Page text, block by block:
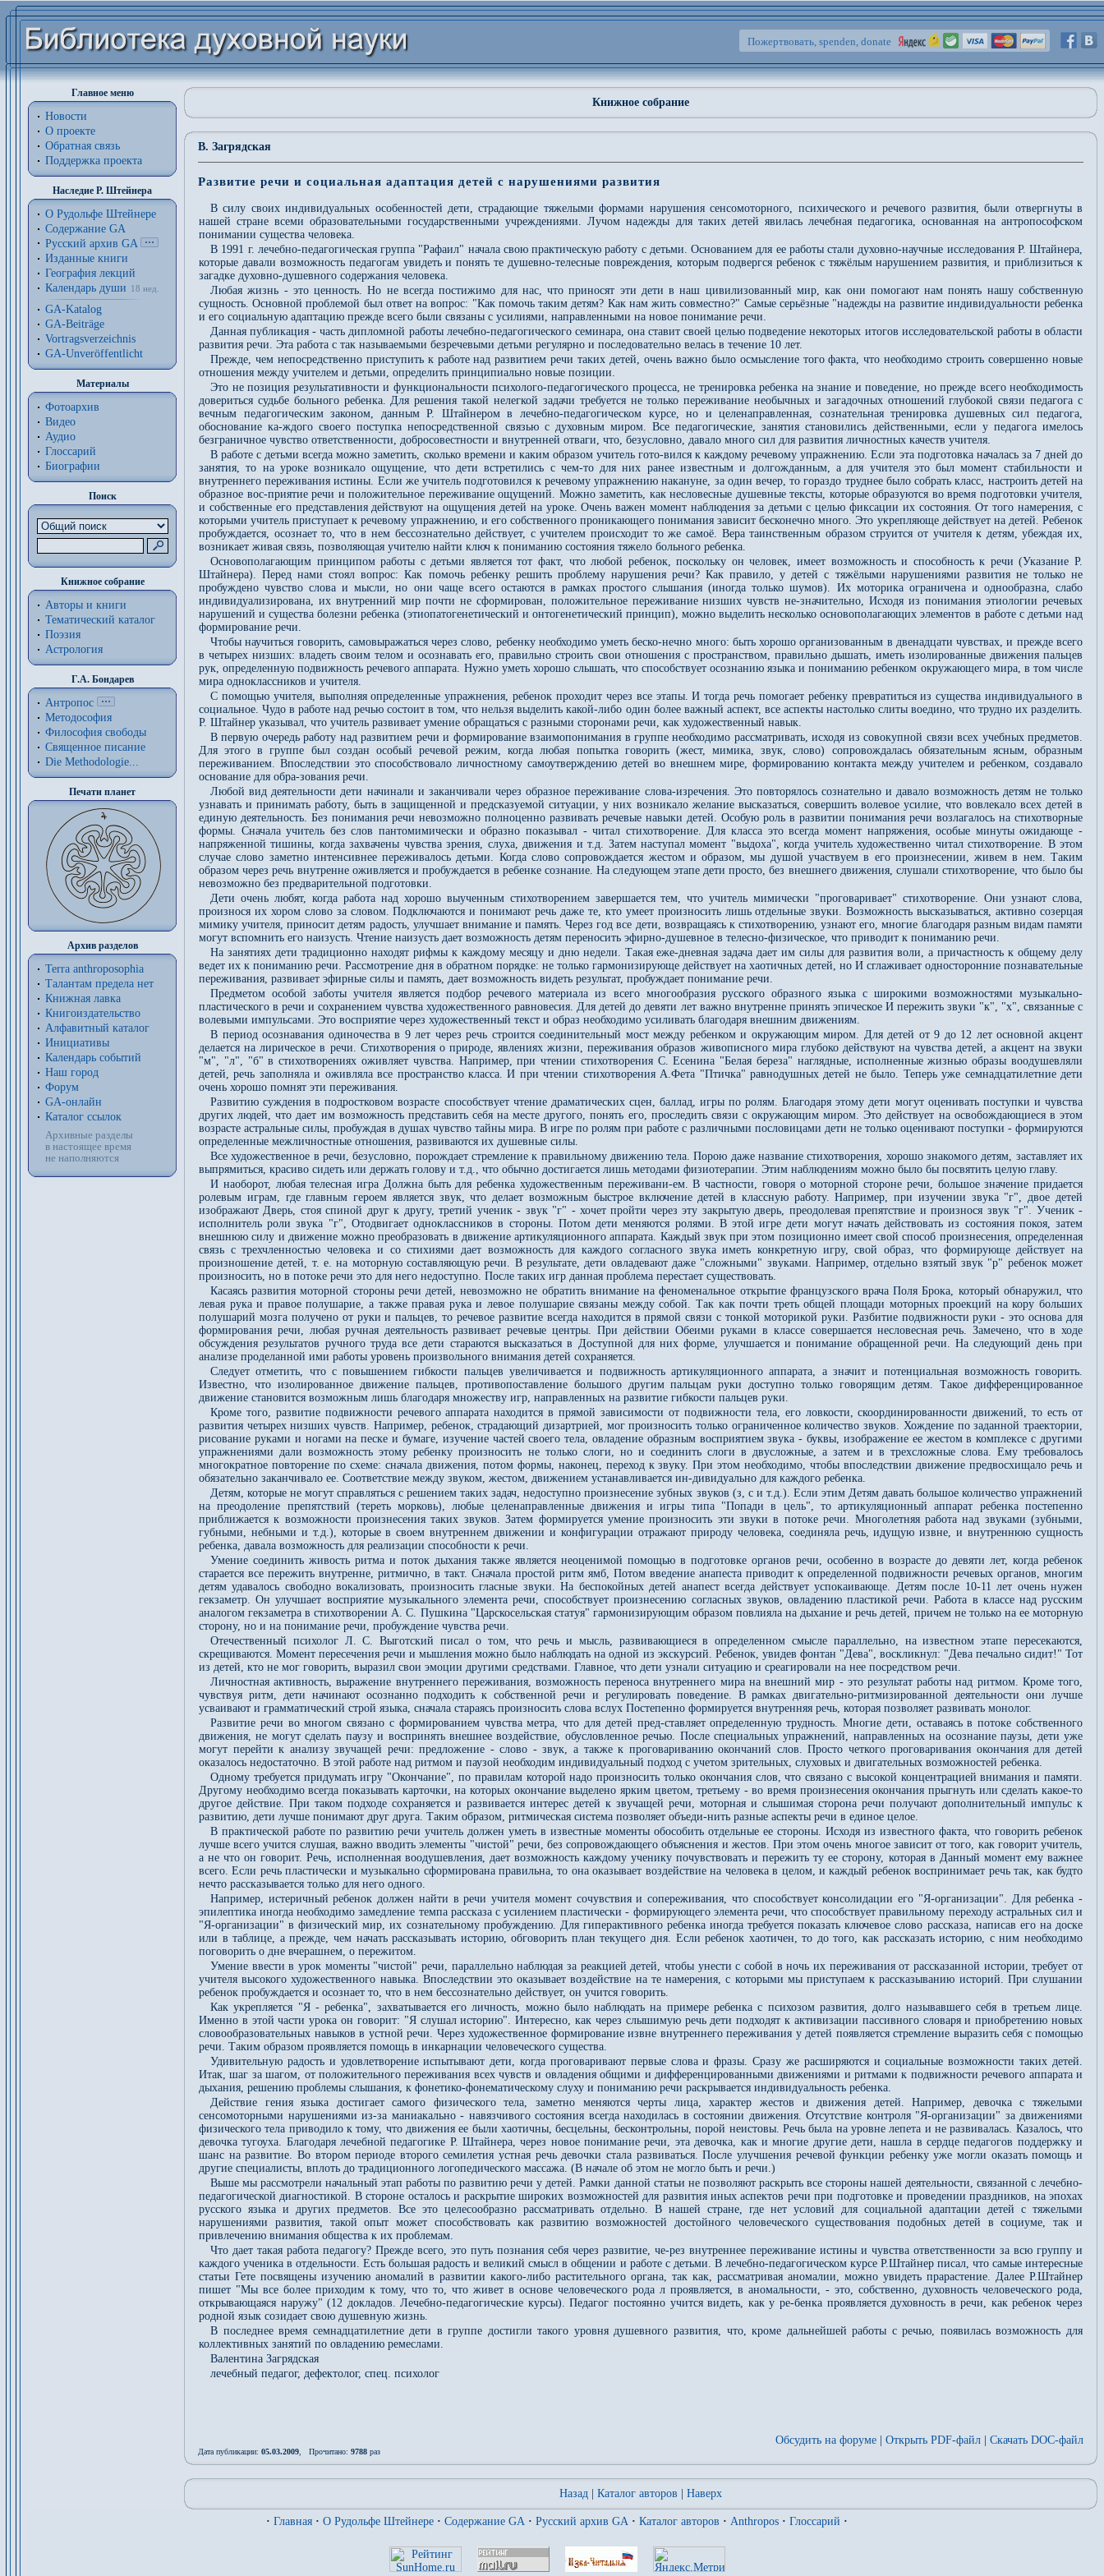
Пожертвовать, spenden, donate
Главное меню
Новости
О проекте
Обратная связь
Поддержка проекта
Наследие Р. Штейнера
О Рудольфе Штейнере
Содержание GA
Русский архив GA
Изданные книги
География лекций
Календарь души
18 нед.
GA-Katalog
GA-Beiträge
Vortragsverzeichnis
GA-Unveröffentlicht
Материалы
Фотоархив
Видео
Аудио
Глоссарий
Биографии
Поиск
Книжное собрание
Авторы и книги
Тематический каталог
Поэзия
Астрология
Г.А. Бондарев
Антропос
Методософия
Философия cвободы
Священное писание
Die Methodologie...
Печати планет
Архив разделов
Terra anthroposophia
Талантам предела нет
Книжная лавка
Книгоиздательство
Алфавитный каталог
Инициативы
Календарь событий
Наш город
Форум
GA-онлайн
Каталог ссылок
Архивные разделы
в настоящее время
не наполняются
Книжное собрание
В. Загрядская
Развитие речи и социальная адаптация детей с нарушениями развития
В силу своих индивидуальных особенностей дети, страдающие тяжелыми формами нарушения сенсомоторного, психического и речевого развития, были отвергнуты в
нашей стране всеми образовательными государственными учреждениями. Лучом надежды для таких детей явилась лечебная педагогика, основанная на антропософском
понимании существа человека.
В 1991 г. лечебно-педагогическая группа "Рафаил" начала свою практическую работу с детьми. Основанием для ее работы стали духовно-научные исследования Р. Штайнера,
которые давали возможность педагогам увидеть и понять те душевно-телесные повреждения, которым подвергся ребенок с тяжёлым нарушением развития, и приблизиться к
загадке духовно-душевного содержания человека.
Любая жизнь - это ценность. Но не всегда постижимо для нас, что приносят эти дети в наш цивилизованный мир, как они помогают нам понять нашу собственную
сущность. Основной проблемой был ответ на вопрос: "Как помочь таким детям? Как нам жить совместно?" Самые серьёзные "надежды на развитие индивидуальности ребенка
и его социальную адаптацию прежде всего были связаны с усилиями, направленными на новое понимание речи.
Данная публикация - часть дипломной работы лечебно-педагогического семинара, она ставит своей целью подведение некоторых итогов исследовательской работы в области
развития речи. Эта работа с так называемыми безречевыми детьми регулярно и последовательно велась в течение 10 лет.
Прежде, чем непосредственно приступить к работе над развитием речи таких детей, очень важно было осмысление того факта, что необходимо строить совершенно новые
отношения между учителем и детьми, определить принципиально новые позиции.
Это не позиция результативности и функциональности психолого-педагогического процесса, не тренировка ребенка на знание и поведение, но прежде всего необходимость
довериться судьбе больного ребенка. Для решения такой нелегкой задачи требуется не только переживание необычных и загадочных отношений глубокой связи педагога с
вечным педагогическим законом, данным Р. Штайнером в лечебно-педагогическом курсе, но и целенаправленная, сознательная тренировка душевных сил педагога,
обоснование ка-ждого своего поступка непосредственной связью с духовным миром. Все педагогические, занятия становились действенными, если у педагога имелось
безграничное чувство ответственности, добросовестности и внутренней отваги, что, безусловно, давало много сил для развития личностных качеств учителя.
В работе с детьми всегда можно заметить, сколько времени и каким образом учитель гото-вился к каждому речевому упражнению. Если эта подготовка началась за 7 дней до
занятия, то на уроке возникало ощущение, что дети встретились с чем-то для них ранее известным и долгожданным, а для учителя это был момент стабильности и
внутреннего переживания истины. Если же учитель подготовился к речевому упражнению накануне, за один вечер, то гораздо труднее было собрать класс, настроить детей на
образное вос-приятие речи и положительное переживание ощущений. Можно заметить, как несловесные душевные тексты, которые образуются во время подготовки учителя,
и собственные его представления действуют на ощущения детей на уроке. Очень важен момент наблюдения за детьми с целью фиксации их состояния. От того намерения, с
которыми учитель приступает к речевому упражнению, и его собственного проникающего понимания зависит бесконечно много. Это укрепляюще действует на детей. Ребенок
пробуждается, осознает то, что в нем бессознательно действует, с учителем происходит то же самоё. Вера таинственным образом струится от учителя к детям, убеждая их,
возникает живая связь, позволяющая учителю найти ключ к пониманию состояния тяжело больного ребенка.
Основополагающим принципом работы с детьми является тот факт, что любой ребенок, поскольку он человек, имеет возможность и способность к речи (Указание Р.
Штайнера). Перед нами стоял вопрос: Как помочь ребенку решить проблему нарушения речи? Как правило, у детей с тяжёлыми нарушениями развития не только не
пробуждено чувство слова и мысли, но они чаще всего остаются в рамках простого слышания (иногда только шумов). Их моторика ограничена и однообразна, слабо
индивидуализирована, их внутренний мир почти не сформирован, положительное переживание низших чувств не-значительно, Исходя из понимания этиологии речевых
нарушений и существа болезни ребенка (этиопатогенетический и онтогенетический принцип), можно выделить несколько основополагающих элементов в работе с детьми над
формирование речи.
Чтобы научиться говорить, самовыражаться через слово, ребенку необходимо уметь беско-нечно много: быть хорошо организованным в двенадцати чувствах, и прежде всего
в четырех низших: владеть своим телом и осознавать его, правильно строить свои отношения с пространством, правильно дышать, иметь изолированные движения пальцев
рук, определенную подвижность речевого аппарата. Нужно уметь хорошо слышать, что способствует осознанию языка и пониманию ребенком окружающего мира, в том числе
мира одноклассников и учителя.
С помощью учителя, выполняя определенные упражнения, ребенок проходит через все этапы. И тогда речь помогает ребенку превратиться из существа индивидуального в
социальное. Чудо в работе над речью состоит в том, что нельзя выделить какой-либо один более важный аспект, все аспекты настолько слиты воедино, что трудно их разделить.
Р. Штайнер указывал, что учитель развивает умение обращаться с разными сторонами речи, как художественный навык.
В первую очередь работу над развитием речи и формирование взаимопонимания в группе необходимо рассматривать, исходя из совокупной связи всех учебных предметов.
Для этого в группе был создан особый речевой режим, когда любая попытка говорить (жест, мимика, звук, слово) сопровождалась обязательным ясным, образным
переживанием. Впоследствии это способствовало личностному самоутверждению детей во внешнем мире, формированию контакта между учителем и ребенком, создавало
основание для обра-зования речи.
Любой вид деятельности дети начинали и заканчивали через образное переживание слова-изречения. Это повторялось сознательно и давало возможность детям не только
узнавать и принимать работу, быть в защищенной и предсказуемой ситуации, у них возникало желание высказаться, совершить волевое усилие, что вовлекало всех детей в
единую деятельность. Без понимания речи невозможно полноценно развивать речевые навыки детей. Особую роль в развитии понимания речи возлагалось на стихотворные
формы. Сначала учитель без слов пантомимически и образно показывал - читал стихотворение. Для класса это всегда момент напряжения, особые минуты ожидающе -
напряженной тишины, когда захвачены чувства зрения, слуха, движения и т.д. Затем наступал момент "выдоха", когда учитель художественно читал стихотворение. В этом
случае слово заметно интенсивнее переживалось детьми. Когда слово сопровождается жестом и образом, мы душой участвуем в его произнесении, живем в нем. Таким
образом через речь внутренне оживляется и пробуждается в ребенке сознание. На следующем этапе дети просто, без внешнего движения, слушали стихотворение, что было бы
невозможно без предварительной подготовки.
Дети очень любят, когда работа над хорошо выученным стихотворением завершается тем, что учитель мимически "проговаривает" стихотворение. Они узнают слова,
произнося их хором слово за словом. Подключаются и понимают речь даже те, кто умеет произносить лишь отдельные звуки. Возможность высказываться, активно созерцая
мимику учителя, приносит детям радость, улучшает внимание и память. Через год все дети, возвращаясь к стихотворению, узнают его, многие благодаря разным видам памяти
могут вспомнить его наизусть. Чтение наизусть дает возможность детям переносить эфирно-душевное в телесно-физическое, что приводит к пониманию речи.
На занятиях дети традиционно находят рифмы к каждому месяцу и дню недели. Такая еже-дневная задача дает им силы для развития воли, а причастность к общему делу
ведет их к пониманию речи. Рассмотрение дня в обратном порядке: не только гармонизирующе действует на хаотичных детей, но И сглаживает односторонние познавательные
переживания, развивает эфирные силы и память, дает возможность видеть результат, пробуждает понимание речи.
Предметом особой заботы учителя является подбор речевого материала из всего многообразия русского образного языка с широкими возможностями музыкально-
пластического в речи и сохранением чувства художественного равновесия. Для детей до девяти лет важно внутренне принять эпическое И пережить звуки "к", "х", связанные с
волевыми импульсами. Это восприятие через художественный текст и образ необходимо усиливать благодаря внешним движениям.
В период осознавания одиночества в 9 лет через речь строится соединительный мост между ребенком и окружающим миром. Для детей от 9 до 12 лет основной акцент
делается на лирическое в речи. Стихотворения о природе, явлениях жизни, переживания образов живописного мира глубоко действуют на чувства детей, а акцент на звуки
"м", "л", "б" в стихотворениях оживляет чувства. Например, при чтении стихотворения С. Есенина "Белая береза" наглядные, исполненные жизнью образы воодушевляли
детей, речь заполняла и оживляла все пространство класса. И при чтении стихотворения А.Фета "Птичка" равнодушных детей не было. Теперь уже семнадцатилетние дети
очень хорошо помнят эти переживания.
Развитию суждения в подростковом возрасте способствует чтение драматических сцен, баллад, игры по ролям. Благодаря этому дети могут оценивать поступки и чувства
других людей, что дает им возможность представить себя на месте другого, понять его, проследить связи с окружающим миром. Это действует на освобождающиеся в этом
возрасте астральные силы, пробуждая в душах чувство тайны мира. В игре по ролям при работе с различными пословицами дети не только оценивают поступки - формируются
определенные межличностные отношения, развиваются их душевные силы.
Все художественное в речи, безусловно, порождает стремление к правильному движению тела. Порою даже название стихотворения, хорошо знакомого детям, заставляет их
выпрямиться, красиво сидеть или держать голову и т.д., что обычно достигается лишь методами физиотерапии. Этим наблюдениям можно было бы посвятить целую главу.
И наоборот, любая телесная игра Должна быть для ребенка художественным переживани-ем. В частности, говоря о моторной стороне речи, большое значение придается
ролевым играм, где главным героем является звук, что делает возможным быстрое включение детей в классную работу. Например, при изучении звука "г", двое детей
изображают Дверь, стоя спиной друг к другу, третий ученик - звук "г" - хочет пройти через эту закрытую дверь, преодолевая препятствие и произнося звук "г". Ученик -
исполнитель роли звука "г", Отодвигает одноклассников в стороны. Потом дети меняются ролями. В этой игре дети могут начать действовать из состояния покоя, затем
внешнюю силу и движение можно преобразовать в движение артикуляционного аппарата. Каждый звук при этом позиционно имеет свой способ произнесения, определенная
связь с трехчленностью человека и со стихиями дает возможность для каждого согласного звука иметь конкретную игру, свой образ, что формирующе действует на
произношение детей, т. е. на моторную составляющую речи. В результате, дети овладевают даже "сложными" звуками. Например, отдельно взятый звук "р" ребенок может
произносить, но в потоке речи это для него недоступно. После таких игр данная проблема перестает существовать.
Касаясь развития моторной стороны речи детей, невозможно не обратить внимание на феноменальное открытие французского врача Поля Брока, который обнаружил, что
левая рука и правое полушарие, а также правая рука и левое полушарие связаны между собой. Так как почти треть общей площади моторных проекций на кору больших
полушарий мозга получено от руки и пальцев, то речевое развитие всегда находится в прямой связи с тонкой моторикой руки. Разбитие подвижности руки - это основа для
формирования речи, любая ручная деятельность развивает речевые центры. При действии Обеими руками в классе совершается несловесная речь. Замечено, что в ходе
обсуждения результатов ручного труда все дети стараются высказаться в Доступной для них форме, улучшается и понимание обращенной речи. На следующий день при
анализе проделанной ими работы уровень произвольного внимания детей сохраняется.
Следует отметить, что с повышением гибкости пальцев увеличивается и подвижность артикуляционного аппарата, а значит и потенциальная возможность говорить.
Известно, что изолированное движение пальцев, противопоставление большого другим пальцам руки доступно только говорящим детям. Такое дифференцированное
движение становится возможным лишь благодаря множеству игр, направленных на развитие гибкости пальцев руки.
Кроме того, развитие подвижности речевого аппарата находится в прямой зависимости от подвижности тела, его ловкости, скоординированности движений, то есть от
развития четырех низших чувств. Например, ребенок, страдающий дизартрией, мог произносить только ограниченное количество звуков. Хождение по заданной траектории,
рисование руками и ногами на песке и бумаге, изучение частей своего тела, овладение образным восприятием звука - буквы, изображение ее жестом в комплексе с другими
упражнениями дали возможность этому ребенку произносить не только слоги, но и соединить слоги в двусложные, а затем и в трехсложные слова. Ему требовалось
многократное повторение по схеме: сначала движения, потом формы, наконец, переход к звуку. При этом необходимо, чтобы впоследствии движение предвосхищало речь и
обязательно заканчивало ее. Соответствие между звуком, жестом, движением устанавливается ин-дивидуально для каждого ребенка.
Детям, которые не могут справляться с решением таких задач, недоступно произнесение зубных звуков (з, с и т.д.). Если этим Детям давать большое количество упражнений
на преодоление препятствий (тереть морковь), любые целенаправленные движения и игры типа "Попади в цель", то артикуляционный аппарат ребенка постепенно
приближается к возможности произнесения таких звуков. Затем формируется умение произносить эти звуки в потоке речи. Многолетняя работа над звуками (зубными,
губными, небными и т.д.), которые в своем внутреннем движении и конфигурации отражают природу человека, соединяла речь, идущую извне, и внутреннюю сущность
ребенка, давала возможность для реализации способности к речи.
Умение соединить живость ритма и поток дыхания также является неоценимой помощью в подготовке органов речи, особенно в возрасте до девяти лет, когда ребенок
старается все пережить внутренне, ритмично, в такт. Сначала простой ритм ямб, Потом введение анапеста приводит к определенной подвижности речевых органов, многим
детям удавалось свободно вокализовать, произносить гласные звуки. На беспокойных детей анапест всегда действует успокаивающе. Детям после 10-11 лет очень нужен
гекзаметр. Он улучшает восприятие музыкального элемента речи, способствует произнесению согласных звуков, овладению пластикой речи. Работа в классе над русским
аналогом гекзаметра в стихотворении А. С. Пушкина "Царскосельская статуя" гармонизирующим образом повлияла на дыхание и речь детей, причем не только на ее моторную
сторону, но и на понимание речи, пробуждение чувства речи.
Отечественный психолог Л. С. Выготский писал о том, что речь и мысль, развивающиеся в определенном смысле параллельно, на известном этапе пересекаются,
скрещиваются. Момент пересечения речи и мышления можно было наблюдать на одной из экскурсий. Ребенок, увидев фонтан "Дева", воскликнул: "Дева печально сидит!" Тот
из детей, кто не мог говорить, выразил свои эмоции другими средствами. Главное, что дети узнали ситуацию и среагировали на нее посредством речи.
Личностная активность, выражение внутреннего переживания, возможность переноса внутреннего мира на внешний мир - это результат работы над ритмом. Кроме того,
чувствуя ритм, дети начинают осознанно подходить к собственной речи и регулировать поведение. В рамках двигательно-ритмизированной деятельности они лучше
усваивают и грамматический строй языка, сначала стараясь произносить слова вслух Постепенно формируется внутренняя речь, которая позволяет развивать монолог.
Развитие речи во многом связано с формированием чувства метра, что для детей пред-ставляет определенную трудность. Многие дети, оставаясь в потоке собственного
движения, не могут сделать паузу и воспринять внешнее воздействие, обусловленное речью. После специальных упражнений, направленных на осознание паузы, дети уже
могут перейти к анализу звучащей речи: предложение - слово - звук, а также к проговариванию окончаний слов. Просто четкого проговаривания окончания для детей
оказалось недостаточно. В этой работе над ритмом и паузой необходим индивидуальный подход с учетом зрительных, слуховых и двигательных возможностей ребенка.
Одному требуется придумать игру "Окончание", по правилам которой надо произносить только окончания слов, что связано с высокой концентрацией внимания и памяти.
Другому необходимо всегда показывать карточки, на которых окончание выделено ярким цветом, третьему - во время произнесения окончания прыгнуть или сделать какое-то
другое действие. При таком подходе сохраняется и развивается интерес детей к звучащей речи, моторная и слышимая сторона речи получают дополнительный импульс к
развитию, дети лучше понимают друг друга. Таким образом, ритмическая система позволяет объеди-нить разные аспекты речи в единое целое.
В практической работе по развитию речи учитель должен уметь в известные моменты обособить отдельные ее стороны. Исходя из известного факта, что говорить ребенок
лучше всего учится слушая, важно вводить элементы "чистой" речи, без сопровождающего объяснения и жестов. При этом очень многое зависит от того, как говорит учитель,
а не что он говорит. Речь, исполненная воодушевления, дает возможность каждому ученику почувствовать и пережить ту ее сторону, которая в Данный момент ему важнее
всего. Если речь пластически и музыкально сформирована правильна, то она оказывает воздействие на человека в целом, и каждый ребенок воспринимает речь так, как будто
нечто рассказывается только для него одного.
Например, истеричный ребенок должен найти в речи учителя момент сочувствия и сопереживания, что способствует консолидации его "Я-организации". Для ребенка -
эпилептика иногда необходимо замедление темпа рассказа с усилением пластически - формирующего элемента речи, что способствует правильному переходу астральных сил и
"Я-организации" в физический мир, их сознательному пробуждению. Для гиперактивного ребенка иногда требуется показать ключевое слово рассказа, написав его на доске
или в таблице, а прежде, чем начать рассказывать историю, обговорить план текущего дня. Если ребенок хаотичен, то до того, как рассказать историю, с ним необходимо
поговорить о дне вчерашнем, о пережитом.
Умение ввести в урок моменты "чистой" речи, параллельно наблюдая за реакцией детей, чтобы унести с собой в ночь их переживания от рассказанной истории, требует от
учителя высокого художественного навыка. Впоследствии это оказывает воздействие на те намерения, с которыми мы приступаем к рассказыванию историй. При слушании
ребенок пробуждается и осознает то, что в нем бессознательно действует, он учится говорить.
Как укрепляется "Я - ребенка", захватывается его личность, можно было наблюдать на примере ребенка с психозом развития, долго называвшего себя в третьем лице.
Именно в этой части урока он говорит: "Я слушал историю". Интересно, как через слышимую речь дети подходят к активизации пассивного словаря и приобретению новых
словообразовательных навыков в устной речи. Через художественное формирование извне внутреннего переживания у детей появляется стремление выразить себя с помощью
речи. Таким образом проявляется помощь в инкарнации человеческого существа.
Удивительную радость и удовлетворение испытывают дети, когда проговаривают первые слова и фразы. Сразу же расширяются и социальные возможности таких детей.
Итак, шаг за шагом, от положительного переживания всех чувств и овладения общими и дифференцированными движениями и ритмами к подвижности речевого аппарата и
дыхания, решению проблемы слышания, к фонетико-фонематическому слуху и пониманию речи раскрывается индивидуальность ребенка.
Действие гения языка достигает самого физического тела, заметно меняются черты лица, характер жестов и движения детей. Например, девочка с тяжелыми
сенсомоторными нарушениями из-за маниакально - навязчивого состояния всегда находилась в состоянии движения. Отсутствие контроля "Я-организации" за движениями
физического тела приводило к тому, что движения ее были хаотичны, бесцельны, бесконтрольны, порой неистовы. Речь была на уровне лепета и не развивалась. Казалось, что
девочка тугоуха. Благодаря лечебной педагогике Р. Штайнера, через новое понимание речи, эта девочка, как и многие другие дети, нашла в сердце педагогов поддержку и
шанс на развитие. Во втором периоде второго семилетия устная речь девочки стала развиваться. После улучшения речевой функции ребенку уже могли оказать помощь и
другие специалисты, вплоть до традиционного логопедического массажа. (В начале об этом не могло быть и речи.)
Выше мы рассмотрели начальный этап работы по развитию речи у детей. Рамки данной статьи не позволяют раскрыть все стороны нашей деятельности, связанной с лечебно-
педагогической диагностикой. В стороне осталось и раскрытие широких возможностей для развития иных аспектов речи при подготовке и проведении праздников, на эпохах
русского языка и других предметов. Все это целесообразно рассматривать отдельно. В нашей стране, где нет условий для социальной адаптации детей с тяжелыми
нарушениями развития, такой опыт может способствовать как развитию возможностей достойного человеческого существования подобных детей в социуме, так и
привлечению внимания общества к их проблемам.
Что дает такая работа педагогу? Прежде всего, это путь познания себя через развитие, че-рез внутреннее переживание истины и чувства ответственности за всю группу и
каждого ученика в отдельности. Есть большая радость и великий смысл в общении и работе с детьми. В лечебно-педагогическом курсе Р.Штайнер писал, что самые интересные
статьи Гете посвящены изучению аномалий в развитии какого-либо растительного органа, так как, рассматривая аномалии, можно увидеть прарастение. Далее Р.Штайнер
пишет "Мы все более приходим к тому, что то, что живет в основе человеческого рода л проявляется, в аномальности, - это, собственно, духовность человеческого рода,
открывающаяся наружу" (12 докладов. Лечебно-педагогические курсы). Педагог постоянно учится видеть, как у ре-бенка проявляется духовность в речи, как ребенок через
родной язык созидает свою душевную жизнь.
В последнее время семнадцатилетние дети в группе достигли такого уровня душевного развития, что, кроме дальнейшей работы с речью, появилась возможность для
коллективных занятий по овладению ремеслами.
Валентина Загрядская
лечебный педагог, дефектолог, спец. психолог
Обсудить на форуме Открыть PDF-файл Скачать DOC-файл
Дата публикации: 05.03.2009, Прочитано: 9788 раз
Назад Каталог авторов Наверх
· Главная · О Рудольфе Штейнере · Содержание GA · Русский архив GA · Каталог авторов · Anthropos · Глоссарий ·